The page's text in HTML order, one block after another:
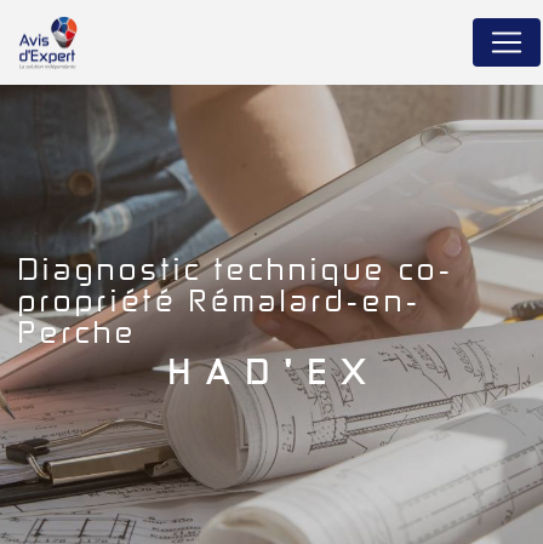
diagnostic technique co-
propriété Rémalard-en-
Perche
HAD'EX
Panneau de gestion des cookies